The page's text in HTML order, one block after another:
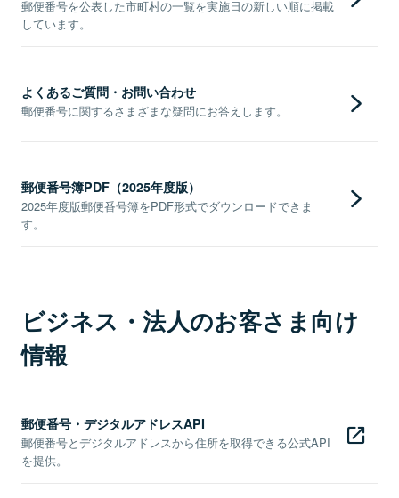
郵便番号を公表した市町村の一覧を実施日の新しい順に掲載
しています。
よくあるご質問・お問い合わせ
郵便番号に関するさまざまな疑問にお答えします。
郵便番号簿PDF（2025年度版）
2025年度版郵便番号簿をPDF形式でダウンロードできま
す。
ビジネス・法人のお客さま向け
情報
郵便番号・デジタルアドレスAPI
郵便番号とデジタルアドレスから住所を取得できる公式API
を提供。